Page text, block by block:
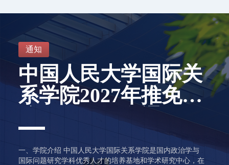
通知
中国人民大学国际关
系学院2027年推免生
接收工作报名通知
一、学院介绍 中国人民大学国际关系学院是国内政治学与
国际问题研究学科优秀人才的培养基地和学术研究中心，在